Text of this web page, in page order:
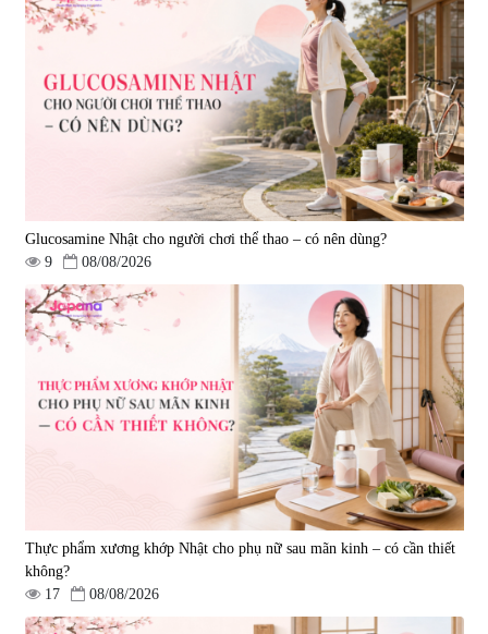
Viên uống bổ não Ribeto Shoji
|57.920
1.450.000 đ
Viên nang uống cải thiện thị lực,
trí nhớ DHA + EPA + Flaxseed
Oil 30 viên/gói - Date 02/2027
|52.346
225.000 đ
Tẩy tế bào chết Nichiei Bussan
Nano NMN+ Peeling Gel
|0
1.490.000 đ
Viên uống hỗ trợ bền thành
mạch, ngừa tai biến Elastin Plus
& Nattokinase Hokoen 80 viên
0
980.000 đ
Viên uống bổ gan Ribeto Shoji
Viên uống hỗ trợ cải thiện thoát
Glucosamine Nhật cho người chơi thể thao – có nên dùng?
9
08/08/2026
Thực phẩm xương khớp Nhật cho phụ nữ sau mãn kinh – có cần thiết
không?
17
08/08/2026